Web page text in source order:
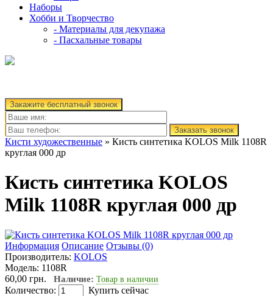
Наборы
Хобби и Творчество
- Материалы для декупажа
- Пасхальные товары
Закажите бесплатный звонок
Заказать звонок
Кисти художественные » Кисть синтетика KOLOS Milk 1108R
круглая 000 др
Кисть синтетика KOLOS
Milk 1108R круглая 000 др
Информация Описание Отзывы (0)
Производитель: KOLOS
Модель: 1108R
60,00 грн. Наличие: Товар в наличии
Количество:
Купить сейчас